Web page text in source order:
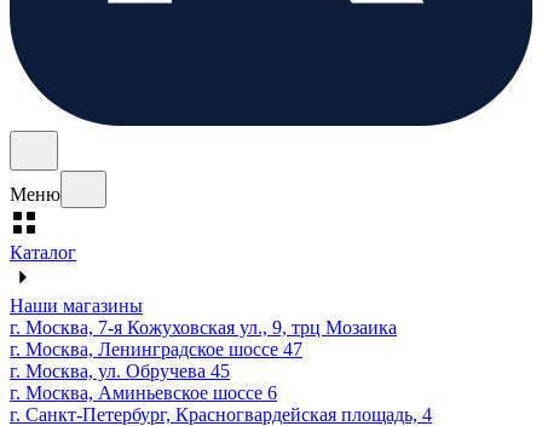
Меню
Каталог
Наши магазины
г. Москва, 7-я Кожуховская ул., 9, трц Мозаика
г. Москва, Ленинградское шоссе 47
г. Москва, ул. Обручева 45
г. Москва, Аминьевское шоссе 6
г. Санкт-Петербург, Красногвардейская площадь, 4